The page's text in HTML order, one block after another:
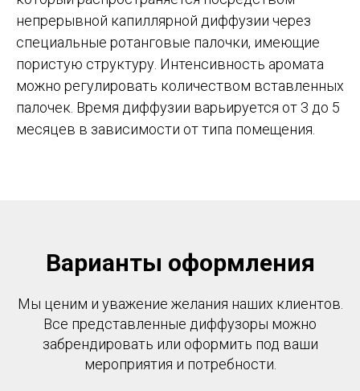
непрерывной капиллярной диффузии через
специальные ротанговые палочки, имеющие
пористую структуру. Интенсивность аромата
можно регулировать количеством вставленных
палочек. Время диффузии варьируется от 3 до 5
месяцев в зависимости от типа помещения.
Варианты оформления
Мы ценим и уважение желания наших клиентов.
Все представленные диффузоры можно
забрендировать или оформить под ваши
мероприятия и потребности.